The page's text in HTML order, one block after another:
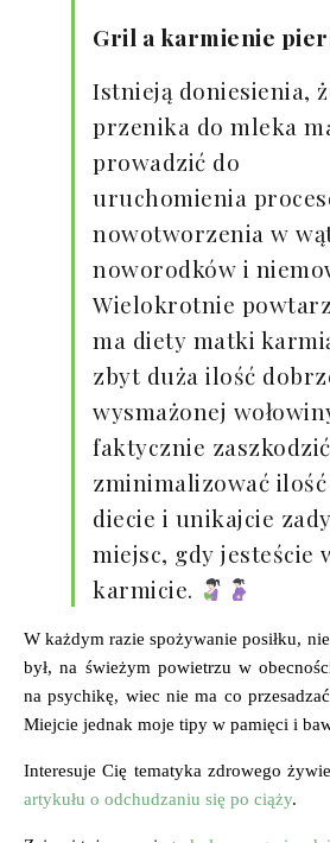
Gril a karmienie
Istnieją doniesienia,
przenika do mleka
prowadzić do
uruchomienia
nowotworzenia w
noworodków i
Wielokrotnie
ma diety matki
zbyt duża ilość
wysmażonej
faktycznie
zminimalizować ilość
diecie i unikajcie
miejsc, gdy jesteście
karmicie.
W każdym razie spożywanie posiłku,
był, na świeżym powietrzu w
na psychikę, wiec nie ma co
Miejcie jednak moje tipy w pamięci i
Interesuje Cię tematyka zdrowego
artykułu o odchudzaniu się po ciąży.